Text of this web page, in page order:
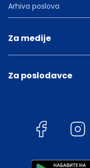
Arhiva poslova
Za medije
Za poslodavce